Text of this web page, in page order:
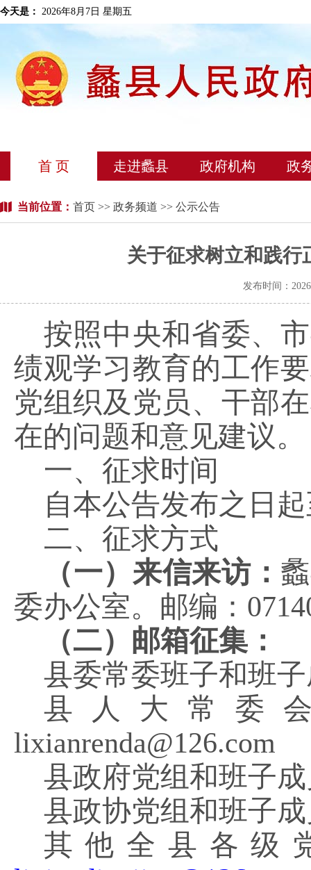
今天是： 2026年8月7日 星期五
首 页 走进蠡县 政府机构 政
当前位置： 首页 >> 政务频道 >> 公示公告
关于征求树立和践行
发布时间：
按照中央和省委、
绩观学习教育的工作
党组织及党员、干部
在的问题和意见建议。
一、征求时间
自本公告发布之日
二、征求方式
（一）来信来访：
委办公室。邮编：
（二）邮箱征集：
县委常委班子和班
县人大常委
lixianrenda@126.com
县政府党组和班子
县政协党组和班子
其他全 县 各级